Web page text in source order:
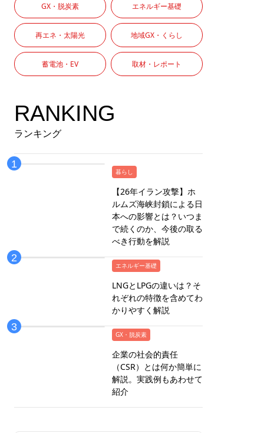
GX・脱炭素 エネルギー基礎
再エネ・太陽光 地域GX・くらし
蓄電池・EV 取材・レポート
RANKING
ランキング
暮らし
【26年イラン攻撃】ホ
ルムズ海峡封鎖による日
本への影響とは？いつま
で続くのか、今後の取る
べき行動を解説
エネルギー基礎
LNGとLPGの違いは？そ
れぞれの特徴を含めてわ
かりやすく解説
GX・脱炭素
企業の社会的責任
（CSR）とは何か簡単に
解説。実践例もあわせて
紹介